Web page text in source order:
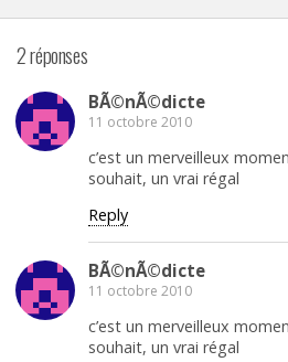
2 réponses
BÃ©nÃ©dicte
11 octobre 2010
c’est un merveilleux
souhait, un vrai régal
Reply
BÃ©nÃ©dicte
11 octobre 2010
c’est un merveilleux
souhait, un vrai régal